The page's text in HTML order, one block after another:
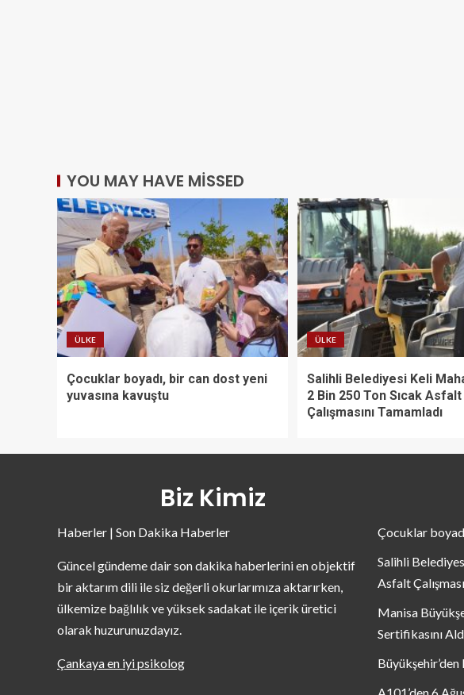
YOU MAY HAVE MISSED
ÜLKE
Çocuklar boyadı, bir can dost yeni
yuvasına kavuştu
ÜLKE
Salihli Belediyesi Keli
2 Bin 250 Ton Sıcak Asfalt
Çalışmasını Tamamladı
Biz Kimiz
Haberler | Son Dakika Haberler
Güncel gündeme dair son dakika haberlerini en objektif
bir aktarım dili ile siz değerli okurlarımıza aktarırken,
ülkemize bağlılık ve yüksek sadakat ile içerik üretici
olarak huzurunuzdayız.
Çankaya en iyi psikolog
Çocuklar
Salihli
Asfalt
Manisa
Sertifikasını
Büyükşehir’den